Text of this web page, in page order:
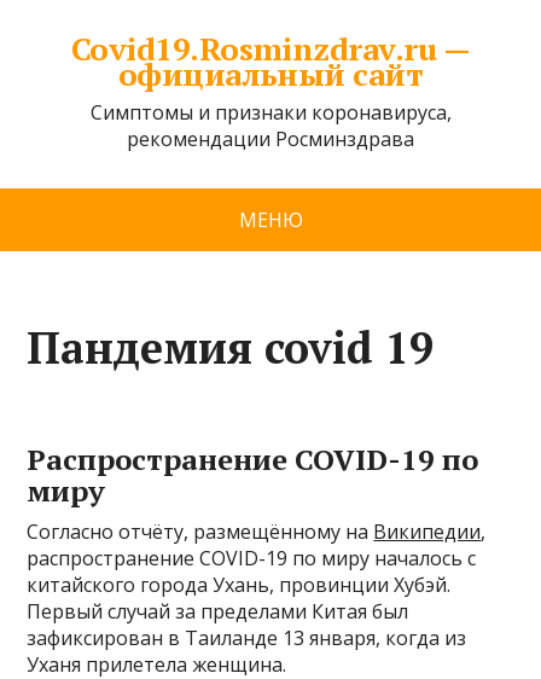
Covid19.Rosminzdrav.ru —
официальный сайт
Симптомы и признаки коронавируса,
рекомендации Росминздрава
МЕНЮ
Пандемия covid 19
Распространение COVID-19 по
миру
Согласно отчёту, размещённому на Википедии,
распространение COVID-19 по миру началось с
китайского города Ухань, провинции Хубэй.
Первый случай за пределами Китая был
зафиксирован в Таиланде 13 января, когда из
Уханя прилетела женщина.